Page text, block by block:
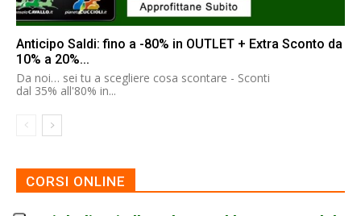
Anticipo Saldi: fino a -80% in OUTLET + Extra Sconto da
10% a 20%...
Da noi… sei tu a scegliere cosa scontare - Sconti
dal 35% all'80% in...
CORSI ONLINE